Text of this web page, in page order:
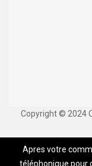
Copyright © 2024
Apres votre
téléphonique pour